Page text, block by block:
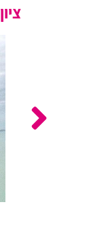
לפסיכומטרי
בחינות
הכנה
לצה"ל
ציון 732 - פסיכומטרי ראשון!